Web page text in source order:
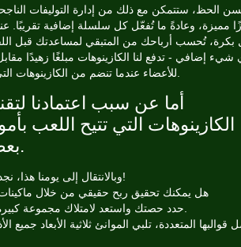
الحظ، ستتمكن مع ذلك من إدارة التوليفات
مميزة، وعادةً ما تُفعّل كل سلسلة إضافية تقريبًا.
بكرة، تُحسب أرباحك من المتبقي لمساعدتك قبل
شيء إضافي - تدفع لنا الكازينوهات مبلغًا زهيدًا
أما عن سبب اعتمادنا
الكازينوهات التي تتيح اللعب
بعض النصائح المفيدة.
وبالانتقال إلى يومنا هذا، نجد أنها هواية جديدة تماماً!
هل يمكنك تحقيق ربح حقيقي من خلال ماكينات
قوالبها المتعددة، تلبي الموانئ ثلاثية الأبعاد جميع